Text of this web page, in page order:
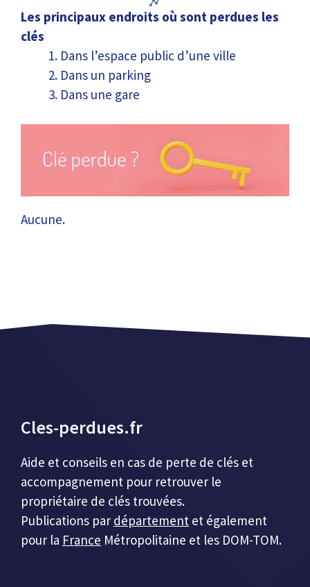
Les principaux endroits où sont perdues les
clés
Dans l’espace public d’une ville
Dans un parking
Dans une gare
Aucune.
Cles-perdues.fr
Aide et conseils en cas de perte de clés et
accompagnement pour retrouver le
propriétaire de clés trouvées.
Publications par département et également
pour la France Métropolitaine et les DOM-TOM.